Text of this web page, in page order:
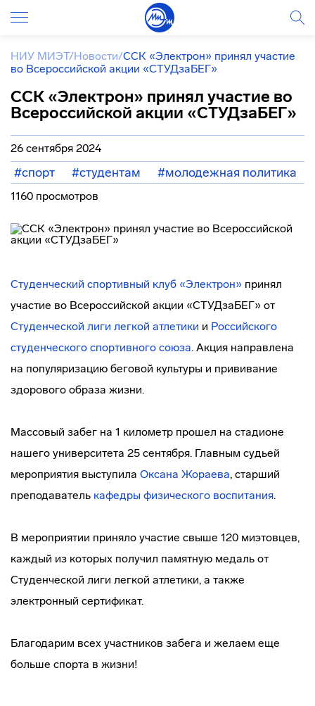
НИУ МИЭТ/Новости/ССК «Электрон» принял участие
во Всероссийской акции «СТУДзаБЕГ»
ССК «Электрон» принял участие во
Всероссийской акции «СТУДзаБЕГ»
26 сентября 2024
#спорт #студентам #молодежная политика
1160 просмотров
Студенческий спортивный клуб «Электрон» принял
участие во Всероссийской акции «СТУДзаБЕГ» от
Студенческой лиги легкой атлетики и Российского
студенческого спортивного союза. Акция направлена
на популяризацию беговой культуры и прививание
здорового образа жизни.
Массовый забег на 1 километр прошел на стадионе
нашего университета 25 сентября. Главным судьей
мероприятия выступила Оксана Жораева, старший
преподаватель кафедры физического воспитания.
В мероприятии приняло участие свыше 120 миэтовцев,
каждый из которых получил памятную медаль от
Студенческой лиги легкой атлетики, а также
электронный сертификат.
Благодарим всех участников забега и желаем еще
больше спорта в жизни!